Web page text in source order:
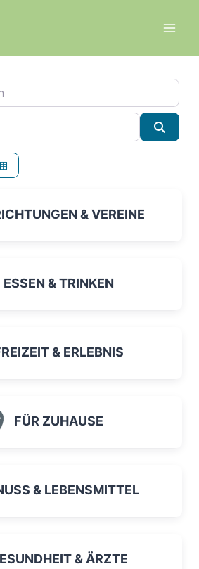
& VEREINE
ESSEN & TRINKEN
& ERLEBNIS
FÜR ZUHAUSE
& LEBENSMITTEL
& ÄRZTE